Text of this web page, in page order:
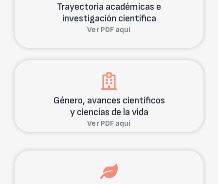
Trayectoria académicas e
investigación científica
Ver PDF aquí
Género, avances científicos
y ciencias de la vida
Ver PDF aquí